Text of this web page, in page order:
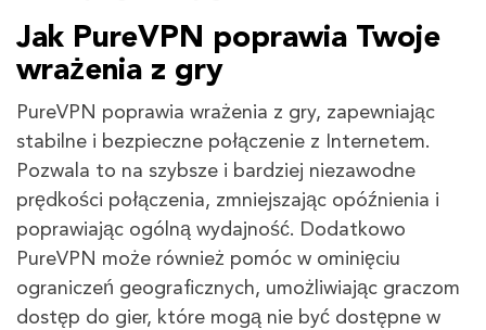
Jak PureVPN poprawia Twoje
wrażenia z gry
PureVPN poprawia wrażenia z gry, zapewniając
stabilne i bezpieczne połączenie z Internetem.
Pozwala to na szybsze i bardziej niezawodne
prędkości połączenia, zmniejszając opóźnienia i
poprawiając ogólną wydajność. Dodatkowo
PureVPN może również pomóc w ominięciu
ograniczeń geograficznych, umożliwiając graczom
dostęp do gier, które mogą nie być dostępne w